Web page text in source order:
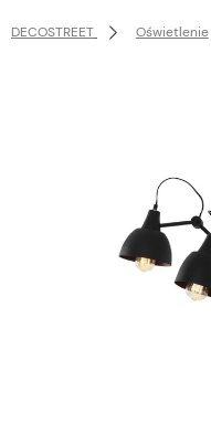
zaloguj się, aby
z
DECOSTREET Oświetlenie